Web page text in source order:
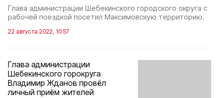
Глава администрации Шебекинского городского округа с
рабочей поездкой посетил Максимовскую территорию.
22 августа 2022, 10:57
Глава администрации
Шебекинского горокруга
Владимир Жданов провёл
личный приём жителей